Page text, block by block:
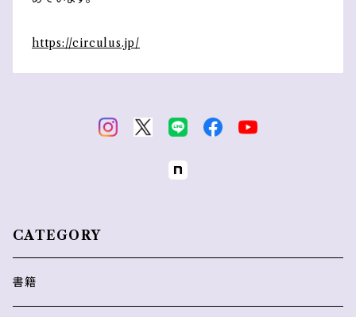
https://circulus.jp/
CATEGORY
書籍